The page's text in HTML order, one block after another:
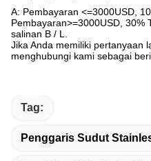
A: Pembayaran <=3000USD,
Pembayaran>=3000USD,
salinan B / L.
Jika Anda memiliki pertanyaan
menghubungi kami sebagai
Tag:
Penggaris Sudut